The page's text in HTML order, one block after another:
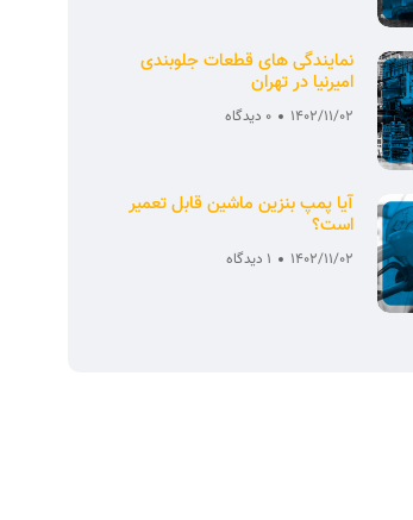
نمایندگی های قطعات جلوبندی
امیرنیا در تهران
1402/11/02 0 دیدگاه
آیا پمپ بنزین ماشین قابل تعمیر
است؟
1402/11/02 1 دیدگاه